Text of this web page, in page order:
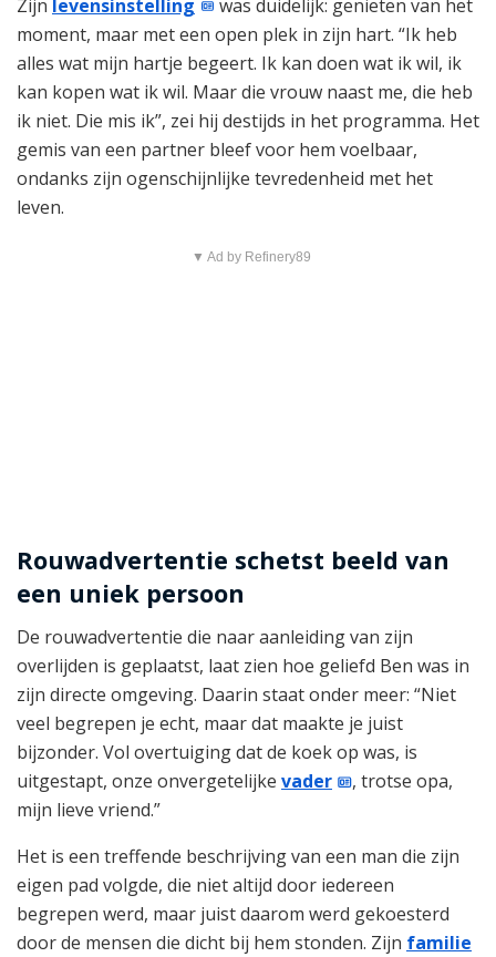
Zijn levensinstelling
was duidelijk: genieten van het
moment, maar met een open plek in zijn hart. “Ik heb
alles wat mijn hartje begeert. Ik kan doen wat ik wil, ik
kan kopen wat ik wil. Maar die vrouw naast me, die heb
ik niet. Die mis ik”, zei hij destijds in het programma. Het
gemis van een partner bleef voor hem voelbaar,
ondanks zijn ogenschijnlijke tevredenheid met het
leven.
▼ Ad by Refinery89
Rouwadvertentie schetst beeld van
een uniek persoon
De rouwadvertentie die naar aanleiding van zijn
overlijden is geplaatst, laat zien hoe geliefd Ben was in
zijn directe omgeving. Daarin staat onder meer: “Niet
veel begrepen je echt, maar dat maakte je juist
bijzonder. Vol overtuiging dat de koek op was, is
uitgestapt, onze onvergetelijke vader
, trotse opa,
mijn lieve vriend.”
Het is een treffende beschrijving van een man die zijn
eigen pad volgde, die niet altijd door iedereen
begrepen werd, maar juist daarom werd gekoesterd
door de mensen die dicht bij hem stonden. Zijn familie